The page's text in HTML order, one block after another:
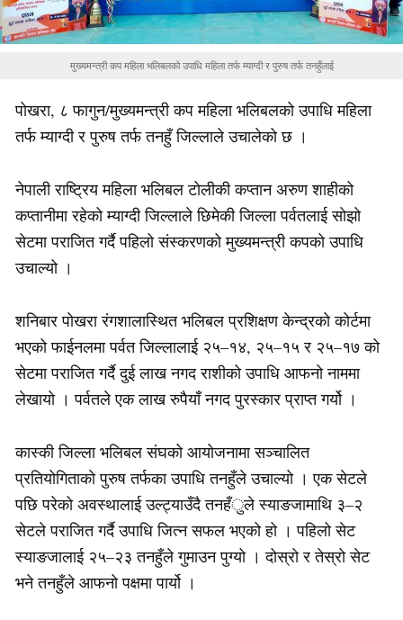
मुख्यमन्त्री कप महिला भलिबलको उपाधि महिला तर्फ म्याग्दी र पुरुष तर्फ तनहुँलाई
पोखरा, ८ फागुन/मुख्यमन्त्री कप महिला भलिबलको उपाधि महिला
तर्फ म्याग्दी र पुरुष तर्फ तनहुँ जिल्लाले उचालेको छ ।
नेपाली राष्ट्रिय महिला भलिबल टोलीकी कप्तान अरुण शाहीको
कप्तानीमा रहेको म्याग्दी जिल्लाले छिमेकी जिल्ला पर्वतलाई सोझो
सेटमा पराजित गर्दै पहिलो संस्करणको मुख्यमन्त्री कपको उपाधि
उचाल्यो ।
शनिबार पोखरा रंगशालास्थित भलिबल प्रशिक्षण केन्द्रको कोर्टमा
भएको फाईनलमा पर्वत जिल्लालाई २५–१४, २५–१५ र २५–१७ को
सेटमा पराजित गर्दै दुई लाख नगद राशीको उपाधि आफनो नाममा
लेखायो । पर्वतले एक लाख रुपैयाँ नगद पुरस्कार प्राप्त गर्यो ।
कास्की जिल्ला भलिबल संघको आयोजनामा सञ्चालित
प्रतियोगिताको पुरुष तर्फका उपाधि तनहुँले उचाल्यो । एक सेटले
पछि परेको अवस्थालाई उल्ट्याउँदै तनहँुले स्याङजामाथि ३–२
सेटले पराजित गर्दै उपाधि जित्न सफल भएको हो । पहिलो सेट
स्याङजालाई २५–२३ तनहुँले गुमाउन पुग्यो । दोस्रो र तेस्रो सेट
भने तनहुँले आफनो पक्षमा पार्यो ।